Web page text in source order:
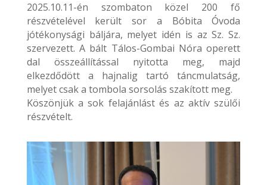
2025.10.11-én szombaton közel 200 fő
részvételével került sor a Bóbita Óvoda
jótékonysági báljára, melyet idén is az Sz. Sz.
szervezett. A bált Tálos-Gombai Nóra operett
dal összeállítással nyitotta meg, majd
elkezdődött a hajnalig tartó táncmulatság,
melyet csak a tombola sorsolás szakított meg.
Köszönjük a sok felajánlást és az aktív szülői
részvételt.